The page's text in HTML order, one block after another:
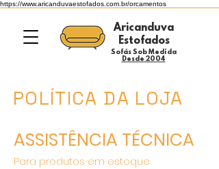
https://www.aricanduvaestofados.com.br/orcamentos
Aricanduva
Estofados
Desde 2004
Sofás Sob Medida
POLÍTICA DA LOJA
ASSISTÊNCIA TÉCNICA
Para produtos em estoque